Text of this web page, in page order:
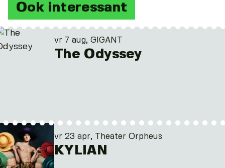
Ook interessant
vr 7 aug, GIGANT
The Odyssey
vr 23 apr, Theater Orpheus
KYLIAN